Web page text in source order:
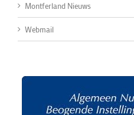
Montferland Nieuws
Webmail